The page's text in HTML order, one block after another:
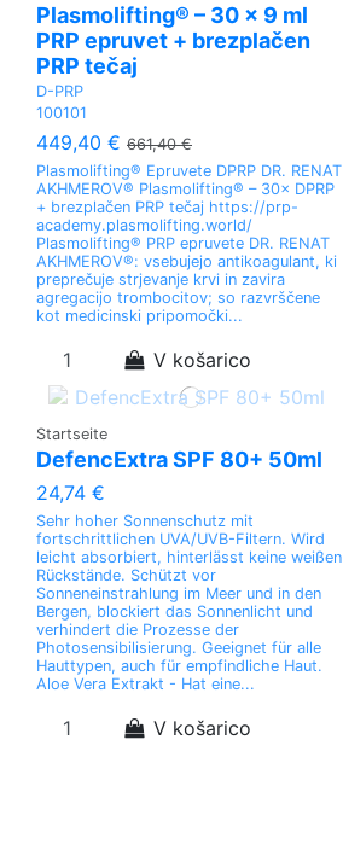
Plasmolifting® – 30 × 9 ml
PRP epruvet + brezplačen
PRP tečaj
D-PRP
100101
449,40 € 661,40 €
Plasmolifting® Epruvete DPRP DR. RENAT
AKHMEROV® Plasmolifting® – 30× DPRP
+ brezplačen PRP tečaj https://prp-
academy.plasmolifting.world/
Plasmolifting® PRP epruvete DR. RENAT
AKHMEROV®: vsebujejo antikoagulant, ki
preprečuje strjevanje krvi in zavira
agregacijo trombocitov; so razvrščene
kot medicinski pripomočki...
V košarico
Startseite
DefencExtra SPF 80+ 50ml
24,74 €
Sehr hoher Sonnenschutz mit
fortschrittlichen UVA/UVB-Filtern. Wird
leicht absorbiert, hinterlässt keine weißen
Rückstände. Schützt vor
Sonneneinstrahlung im Meer und in den
Bergen, blockiert das Sonnenlicht und
verhindert die Prozesse der
Photosensibilisierung. Geeignet für alle
Hauttypen, auch für empfindliche Haut.
Aloe Vera Extrakt - Hat eine...
V košarico